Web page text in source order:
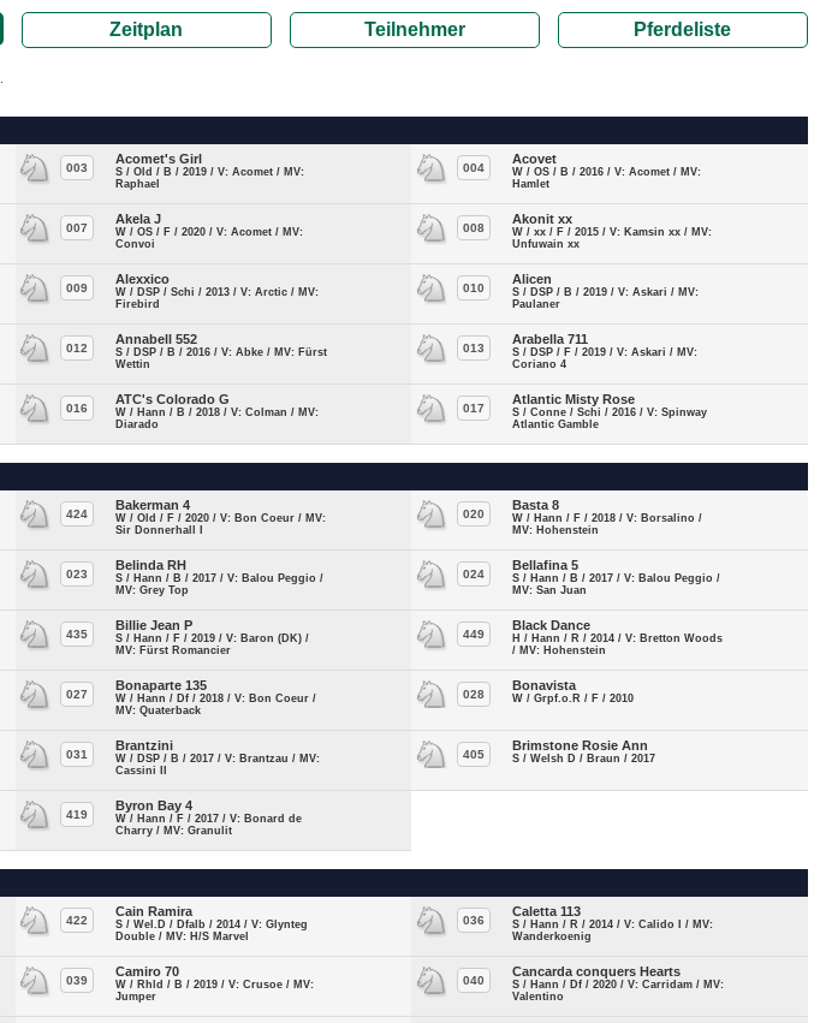
Zeitplan Teilnehmer Pferdeliste
003
Acomet's Girl
S / Old / B / 2019 / V: Acomet / MV:
Raphael
004
Acovet
W / OS / B / 2016 / V: Acomet / MV:
Hamlet
007
Akela J
W / OS / F / 2020 / V: Acomet / MV:
Convoi
008
Akonit xx
W / xx / F / 2015 / V: Kamsin xx / MV:
Unfuwain xx
009
Alexxico
W / DSP / Schi / 2013 / V: Arctic / MV:
Firebird
010
Alicen
S / DSP / B / 2019 / V: Askari / MV:
Paulaner
012
Annabell 552
S / DSP / B / 2016 / V: Abke / MV: Fürst
Wettin
013
Arabella 711
S / DSP / F / 2019 / V: Askari / MV:
Coriano 4
016
ATC's Colorado G
W / Hann / B / 2018 / V: Colman / MV:
Diarado
017
Atlantic Misty Rose
S / Conne / Schi / 2016 / V: Spinway
Atlantic Gamble
424
Bakerman 4
W / Old / F / 2020 / V: Bon Coeur / MV:
Sir Donnerhall I
020
Basta 8
W / Hann / F / 2018 / V: Borsalino /
MV: Hohenstein
023
Belinda RH
S / Hann / B / 2017 / V: Balou Peggio /
MV: Grey Top
024
Bellafina 5
S / Hann / B / 2017 / V: Balou Peggio /
MV: San Juan
435
Billie Jean P
S / Hann / F / 2019 / V: Baron (DK) /
MV: Fürst Romancier
449
Black Dance
H / Hann / R / 2014 / V: Bretton Woods
/ MV: Hohenstein
027
Bonaparte 135
W / Hann / Df / 2018 / V: Bon Coeur /
MV: Quaterback
028
Bonavista
W / Grpf.o.R / F / 2010
031
Brantzini
W / DSP / B / 2017 / V: Brantzau / MV:
Cassini II
405
Brimstone Rosie Ann
S / Welsh D / Braun / 2017
419
Byron Bay 4
W / Hann / F / 2017 / V: Bonard de
Charry / MV: Granulit
422
Cain Ramira
S / Wel.D / Dfalb / 2014 / V: Glynteg
Double / MV: H/S Marvel
036
Caletta 113
S / Hann / R / 2014 / V: Calido I / MV:
Wanderkoenig
039
Camiro 70
W / Rhld / B / 2019 / V: Crusoe / MV:
Jumper
040
Cancarda conquers Hearts
S / Hann / Df / 2020 / V: Carridam / MV:
Valentino